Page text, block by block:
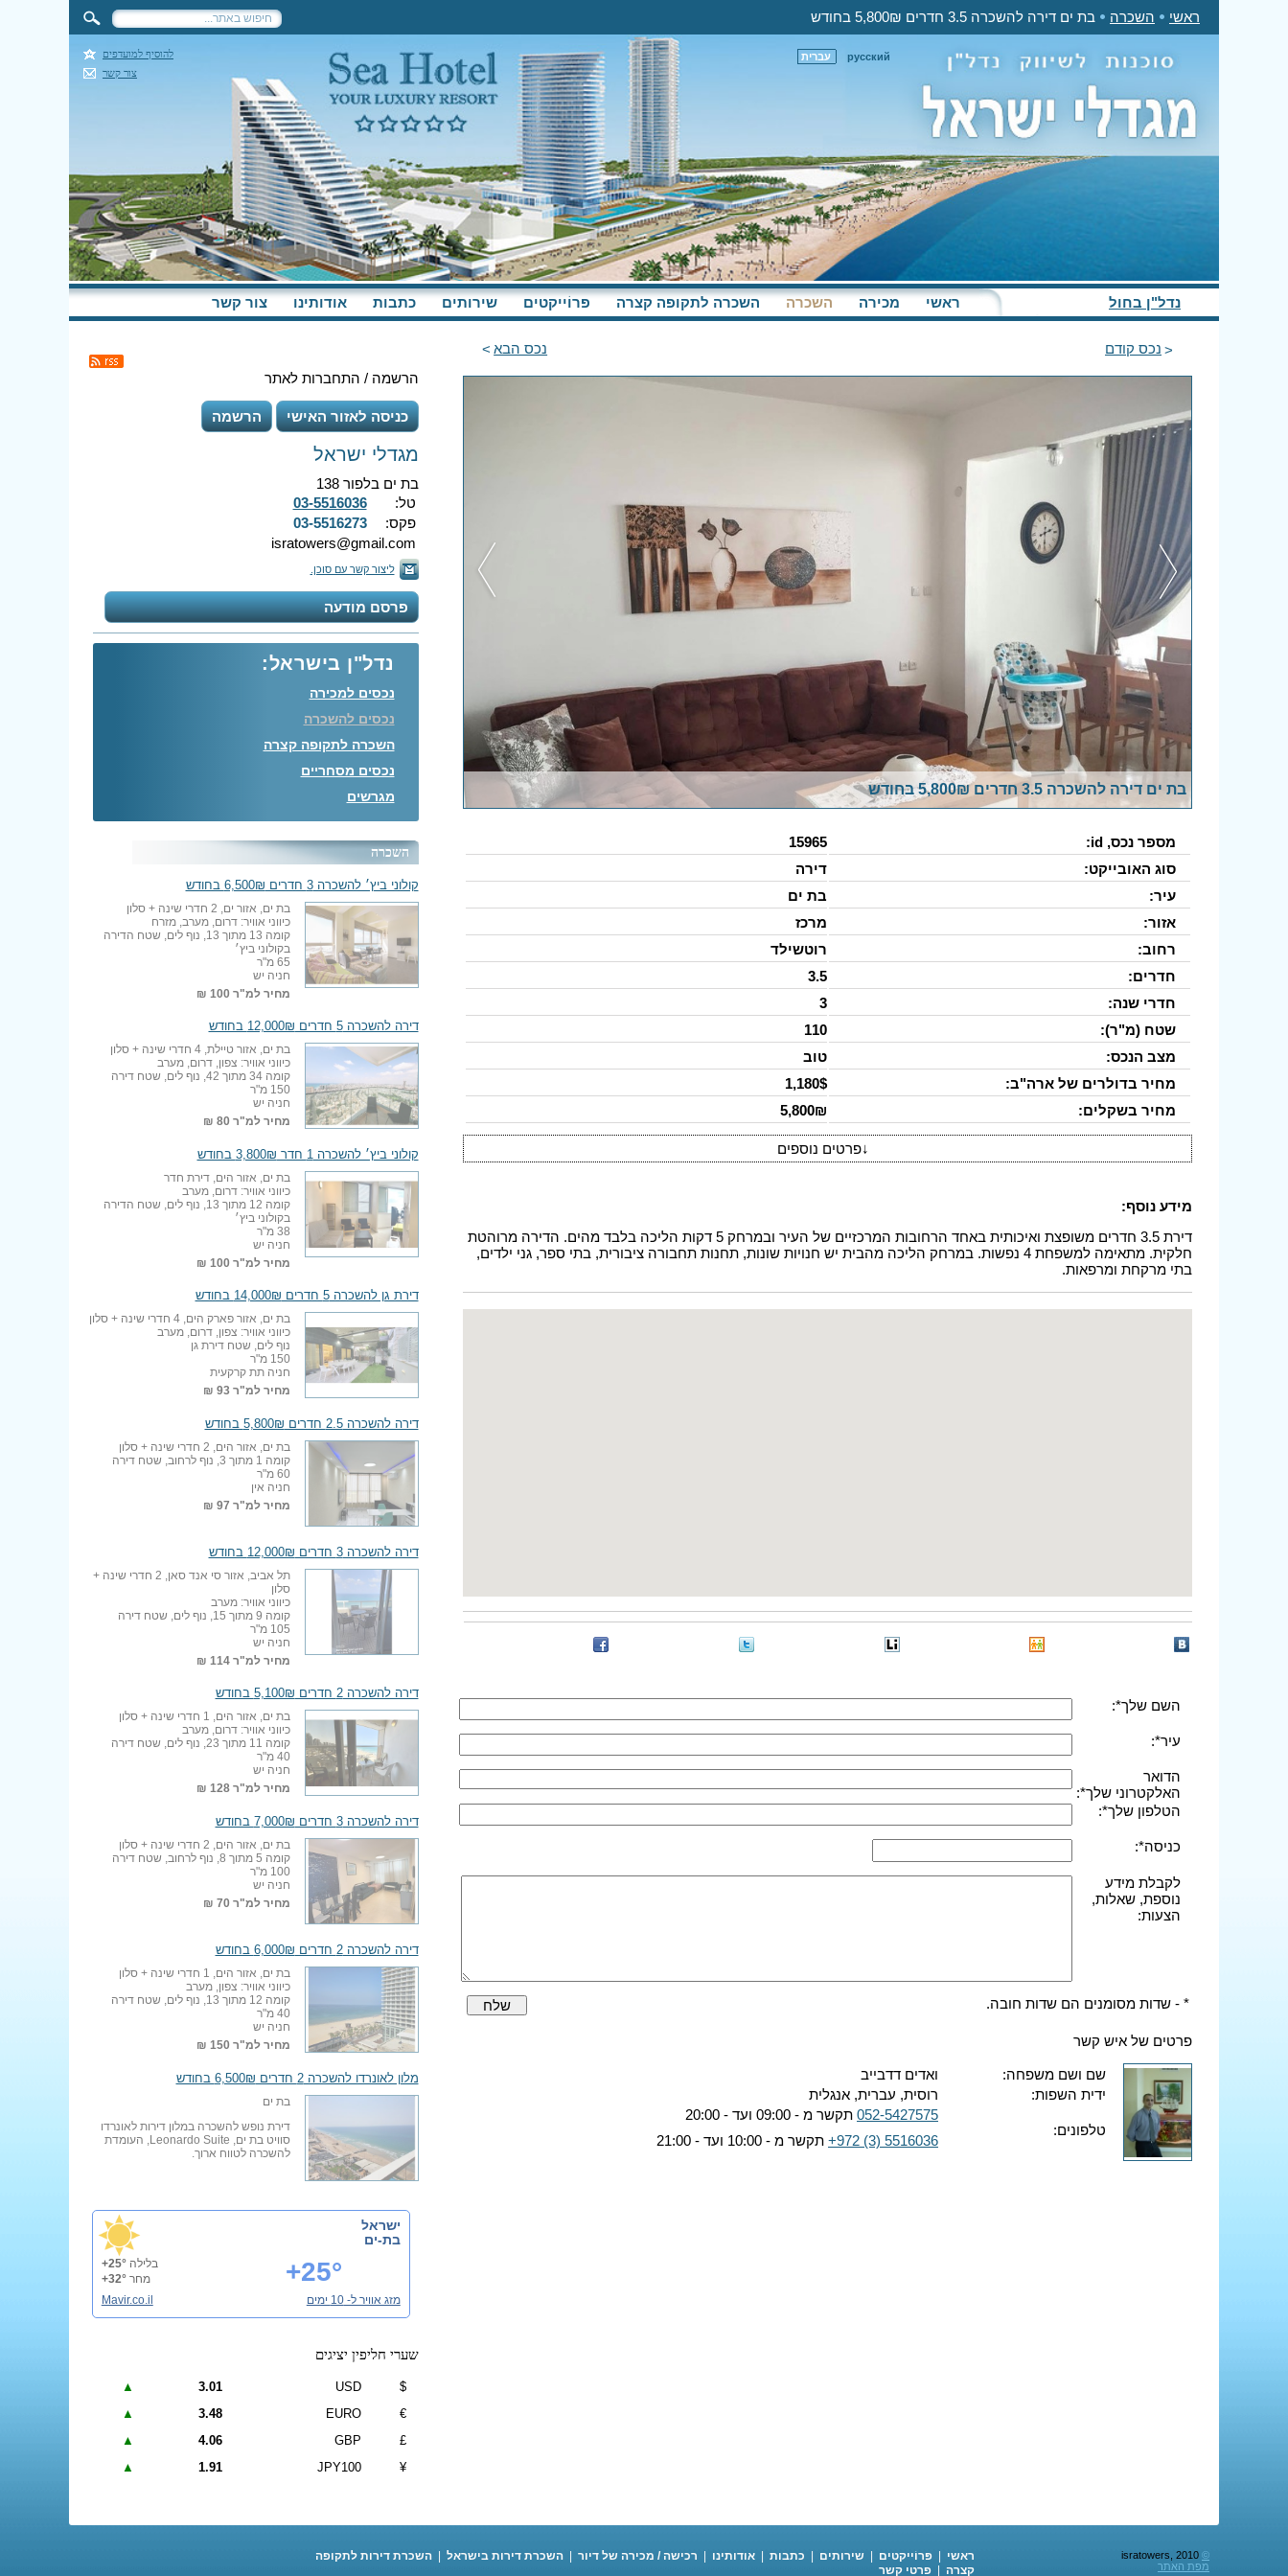
ראשי השכרה בת ים דירה להשכרה 3.5 חדרים 5,800₪ בחודש
עברית русский
להוסיף למועדפים
צור קשר
נדל"ן בחול ראשי מכירה השכרה השכרה לתקופה קצרה פּרוֹייקטים שירותים כתבות אודותינו צור קשר
נכס קודם נכס הבא
בת ים דירה להשכרה 3.5 חדרים 5,800₪ בחודש
מספר נכס, id:
15965
סוג האובייקט:
דירה
עיר:
בת ים
אזור:
מרכז
רחוב:
רוטשילד
חדרים:
3.5
חדרי שנה:
3
שטח (מ"ר):
110
מצב הנכס:
טוב
מחיר בדולרים של ארה"ב:
1,180$
מחיר בשקלים:
5,800₪
↓פרטים נוספים
מידע נוסף:
דירת 3.5 חדרים משופצת ואיכותית באחד הרחובות המרכזיים של העיר ובמרחק 5 דקות הליכה בלבד מהים. הדירה מרוהטת
חלקית. מתאימה למשפחת 4 נפשות. במרחק הליכה מהבית יש חנויות שונות, תחנות תחבורה ציבורית, בתי ספר, גני ילדים,
בתי מרקחת ומרפאות.
השם שלך*:
עיר*:
הדואר
האלקטרוני שלך*:
הטלפון שלך*:
כניסה*:
לקבלת מידע
נוספת, שאלות,
הצעות:
* - שדות מסומנים הם שדות חובה. שלח
פרטים של איש קשר
שם ושם משפחה:
ואדים דדבייב
ידית השפות:
רוסית, עברית, אנגלית
טלפונים:
052-5427575 תקשר מ - 09:00 ועד - 20:00
+972 (3) 5516036 תקשר מ - 10:00 ועד - 21:00
הרשמה / התחברות לאתר
כניסה לאזור האישי הרשמה
מגדלי ישראל
בת ים בלפור 138
טל:
03-5516036
פקס:
03-5516273
isratowers@gmail.com
ליצור קשר עם סוכן.
פרסם מודעה
נדל"ן בישראל:
נכסים למכירה
נכסים להשכרה
השכרה לתקופה קצרה
נכסים מסחריים
מגרשים
השכרה
קולוני ביץ׳ להשכרה 3 חדרים 6,500₪ בחודש
בת ים, אזור ים, 2 חדרי שינה + סלון
כיווני אוויר: דרום, מערב, מזרח
קומה 13 מתוך 13, נוף לים, שטח הדירה
בקולוני ביץ׳
65 מ"ר
חניה יש
מחיר למ"ר 100 ₪
דירה להשכרה 5 חדרים 12,000₪ בחודש
בת ים, אזור טיילת, 4 חדרי שינה + סלון
כיווני אוויר: צפון, דרום, מערב
קומה 34 מתוך 42, נוף לים, שטח דירה
150 מ"ר
חניה יש
מחיר למ"ר 80 ₪
קולוני ביץ׳ להשכרה 1 חדר 3,800₪ בחודש
בת ים, אזור הים, דירת חדר
כיווני אוויר: דרום, מערב
קומה 12 מתוך 13, נוף לים, שטח הדירה
בקולוני ביץ׳
38 מ"ר
חניה יש
מחיר למ"ר 100 ₪
דירת גן להשכרה 5 חדרים 14,000₪ בחודש
בת ים, אזור פארק הים, 4 חדרי שינה + סלון
כיווני אוויר: צפון, דרום, מערב
נוף לים, שטח דירת גן
150 מ"ר
חניה תת קרקעית
מחיר למ"ר93 ₪
דירה להשכרה 2.5 חדרים 5,800₪ בחודש
בת ים, אזור הים, 2 חדרי שינה + סלון
קומה 1 מתוך 3, נוף לרחוב, שטח דירה
60 מ"ר
חניה אין
מחיר למ"ר 97 ₪
דירה להשכרה 3 חדרים 12,000₪ בחודש
תל אביב, אזור סי אנד סאן, 2 חדרי שינה +
סלון
כיווני אוויר: מערב
קומה 9 מתוך 15, נוף לים, שטח דירה
105 מ"ר
חניה יש
מחיר למ"ר114 ₪
דירה להשכרה 2 חדרים 5,100₪ בחודש
בת ים, אזור הים, 1 חדרי שינה + סלון
כיווני אוויר: דרום, מערב
קומה 11 מתוך 23, נוף לים, שטח דירה
40 מ"ר
חניה יש
מחיר למ"ר128 ₪
דירה להשכרה 3 חדרים 7,000₪ בחודש
בת ים, אזור הים, 2 חדרי שינה + סלון
קומה 5 מתוך 8, נוף לרחוב, שטח דירה
100 מ"ר
חניה יש
מחיר למ"ר 70 ₪
דירה להשכרה 2 חדרים 6,000₪ בחודש
בת ים, אזור הים, 1 חדרי שינה + סלון
כיווני אוויר: צפון, מערב
קומה 12 מתוך 13, נוף לים, שטח דירה
40 מ"ר
חניה יש
מחיר למ"ר 150 ₪
מלון לאונרדו להשכרה 2 חדרים 6,500₪ בחודש
בת ים
דירת נופש להשכרה במלון דירות לאונרדו
סוויט בת ים, Leonardo Suite, העומדת
להשכרה לטווח ארוך.
ישראל
בת-ים
+25° בלילה+25°
מחר+32°
מזג אוויר ל- 10 ימים
Mavir.co.il
שערי חליפין יציגים
$
USD
3.01
▲
€
EURO
3.48
▲
£
GBP
4.06
▲
¥
JPY100
1.91
▲
©
מפת האתר
ראשי פּרוֹייקטים שירותים כתבות אודותינו רכישה / מכירה של דיור השכרת דירות בישראל
השכרת דירות לתקופה
קצרה
פרטי קשר